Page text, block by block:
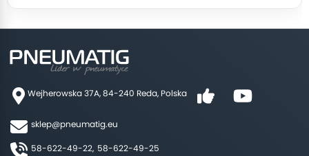
Wejherowska 37A, 84-240 Reda, Polska
sklep@pneumatig.eu
58-622-49-22, 58-622-49-25